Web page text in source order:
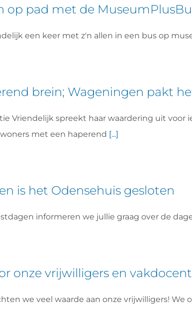
op pad met de
een keer met z'n allen in een bus op
brein; Wageningen pakt
Vriendelijk spreekt haar waardering uit voor
met een haperend [...]
is het Odensehuis gesloten
informeren we jullie graag over de
onze vrijwilligers en
we veel waarde aan onze vrijwilligers!